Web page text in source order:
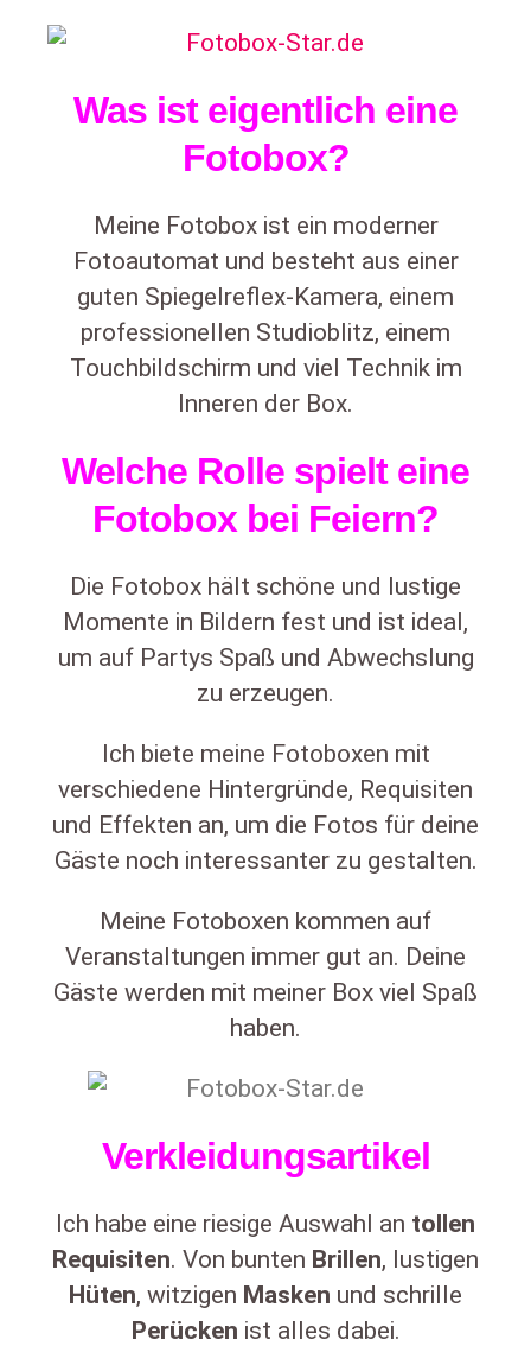
Was ist eigentlich eine
Fotobox?
Meine Fotobox ist ein moderner
Fotoautomat und besteht aus einer
guten Spiegelreflex-Kamera, einem
professionellen Studioblitz, einem
Touchbildschirm und viel Technik im
Inneren der Box.
Welche Rolle spielt eine
Fotobox bei Feiern?
Die Fotobox hält schöne und lustige
Momente in Bildern fest und ist ideal,
um auf Partys Spaß und Abwechslung
zu erzeugen.
Ich biete meine Fotoboxen mit
verschiedene Hintergründe, Requisiten
und Effekten an, um die Fotos für deine
Gäste noch interessanter zu gestalten.
Meine Fotoboxen kommen auf
Veranstaltungen immer gut an. Deine
Gäste werden mit meiner Box viel Spaß
haben.
Verkleidungsartikel
Ich habe eine riesige Auswahl an tollen
Requisiten. Von bunten Brillen, lustigen
Hüten, witzigen Masken und schrille
Perücken ist alles dabei.